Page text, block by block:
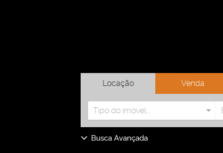
Locação Venda
Tipo do imóvel...
Busca Avançada